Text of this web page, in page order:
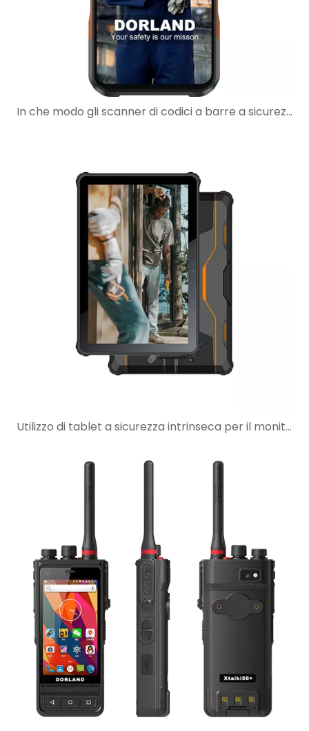
In che modo gli scanner di codici a barre a sicurezza intrinseca migliorano i flussi di lavoro di manutenzione nelle aree pericolose
Utilizzo di tablet a sicurezza intrinseca per il monitoraggio SCADA in siti industriali pericolosi